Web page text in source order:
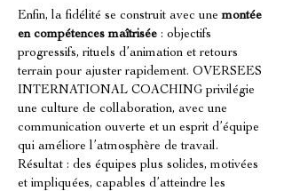
Enfin, la fidélité se construit avec une montée
en compétences maîtrisée : objectifs
progressifs, rituels d’animation et retours
terrain pour ajuster rapidement. OVERSEES
INTERNATIONAL COACHING privilégie
une culture de collaboration, avec une
communication ouverte et un esprit d’équipe
qui améliore l’atmosphère de travail.
Résultat : des équipes plus solides, motivées
et impliquées, capables d’atteindre les